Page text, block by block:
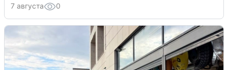
7 августа 0